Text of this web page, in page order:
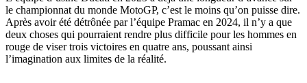
le championnat du monde MotoGP, c’est le moins qu’on puisse dire.
Après avoir été détrônée par l’équipe Pramac en 2024, il n’y a que
deux choses qui pourraient rendre plus difficile pour les hommes en
rouge de viser trois victoires en quatre ans, poussant ainsi
l’imagination aux limites de la réalité.